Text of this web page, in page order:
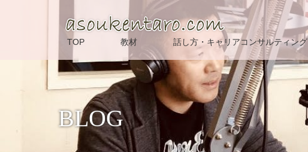
TOP 教材 話し方・キャリアコンサルティング
BLOG